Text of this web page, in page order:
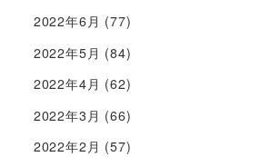
2022年6月 (77)
2022年5月 (84)
2022年4月 (62)
2022年3月 (66)
2022年2月 (57)